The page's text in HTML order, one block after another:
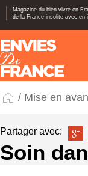
Magazine du bien vivre en
de la France insolite avec en
/ Mise en
Partager avec:
Soin